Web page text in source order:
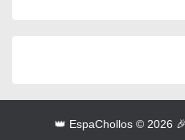
👑 EspaChollos © 2026